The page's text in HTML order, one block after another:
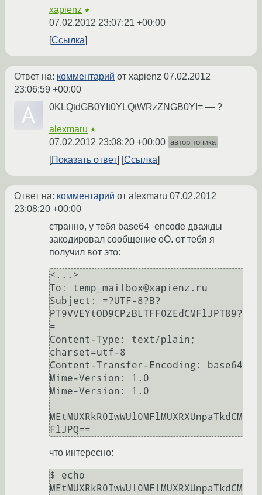
xapienz ★
07.02.2012 23:07:21 +00:00
Ссылка
Ответ на: комментарий от xapienz 07.02.2012
23:06:59 +00:00
0KLQtdGB0YIt0YLQtWRzZNGB0YI= — ?
alexmaru ★
07.02.2012 23:08:20 +00:00 автор топика
Показать ответ Ссылка
Ответ на: комментарий от alexmaru 07.02.2012
23:08:20 +00:00
странно, у тебя base64_encode дважды
закодировал сообщение оО. от тебя я
получил вот это:
<...>
To: temp_mailbox@xapienz.ru
Subject: =?UTF-8?B?
PT9VVEYtOD9CPzBLTFF0ZEdCMFlJPT89?
=
Content-Type: text/plain;
charset=utf-8
Content-Transfer-Encoding: base64
Mime-Version: 1.0
Mime-Version: 1.0
MEtMUXRkR0IwWUl0MFlMUXRXUnpaTkdCM
что интересно:
$ echo
MEtMUXRkR0IwWUl0MFlMUXRXUnpaTkdCM